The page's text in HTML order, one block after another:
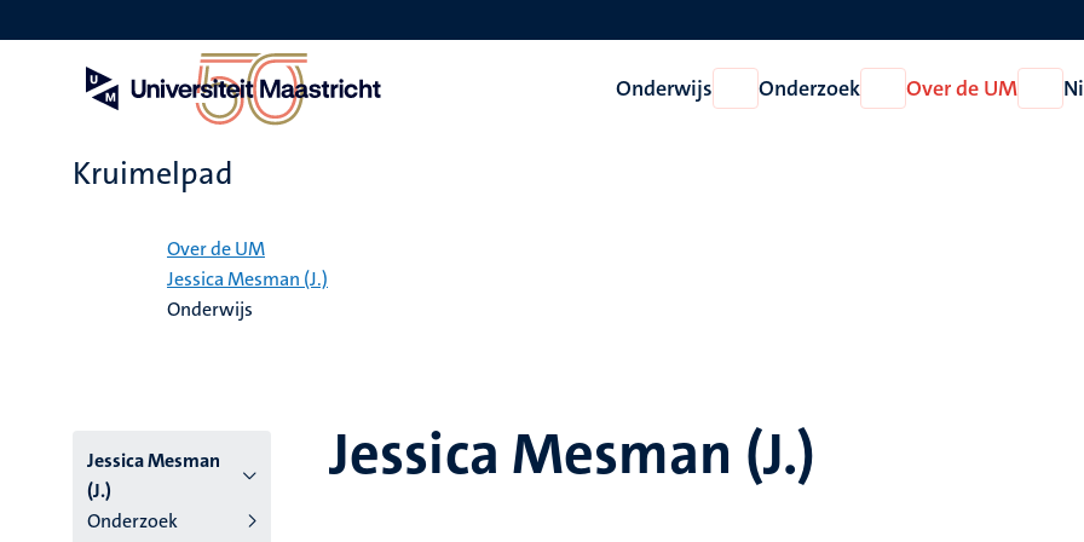
en
Onderwijs
Open
Onderwijs
Onderzoek
Open
Onderzoek
Over de UM
Open
Over
Kruimelpad
Over de UM
Jessica Mesman (J.)
Onderwijs
Jessica Mesman
(J.)
Onderzoek
Jessica Mesman (J.)